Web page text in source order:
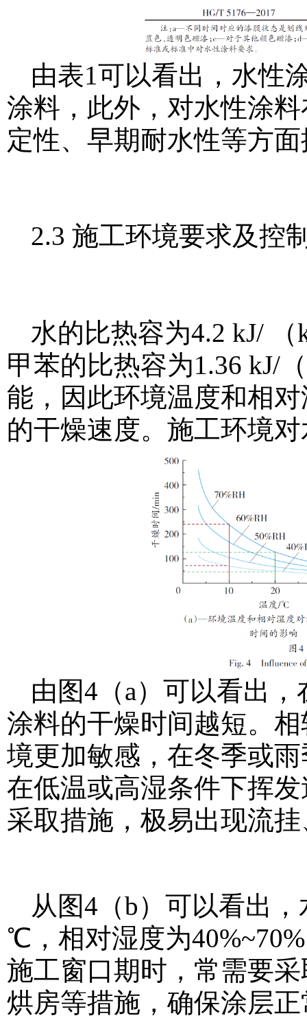
由表1可以看出，水性
涂料，此外，对水性涂
定性、早期耐水性等方
2.3 施工环境要求及控
水的比热容为4.2 kJ/
甲苯的比热容为1.36 kJ/
能，因此环境温度和相
的干燥速度。施工环境
由图4（a）可以看出
涂料的干燥时间越短。
境更加敏感，在冬季或
在低温或高湿条件下挥
采取措施，极易出现流
从图4（b）可以看出
℃，相对湿度为
施工窗口期时，常需要
烘房等措施，确保涂层